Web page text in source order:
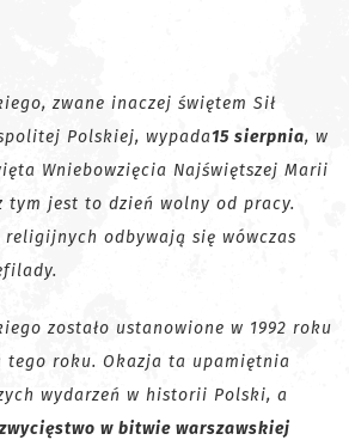
zwane inaczej świętem Sił
Polskiej, wypada15 sierpnia, w
Wniebowzięcia Najświętszej Marii
tym jest to dzień wolny od pracy.
religijnych odbywają się wówczas
zostało ustanowione w 1992 roku
tego roku. Okazja ta upamiętnia
wydarzeń w historii Polski, a
w bitwie warszawskiej